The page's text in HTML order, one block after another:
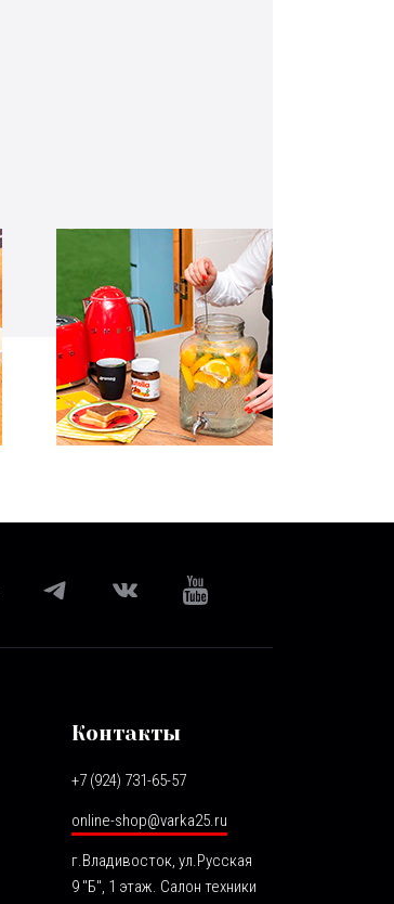
Контакты
+7 (924) 731-65-57
online-shop@varka25.ru
г.Владивосток, ул.Русская
9 "Б", 1 этаж. Салон техники